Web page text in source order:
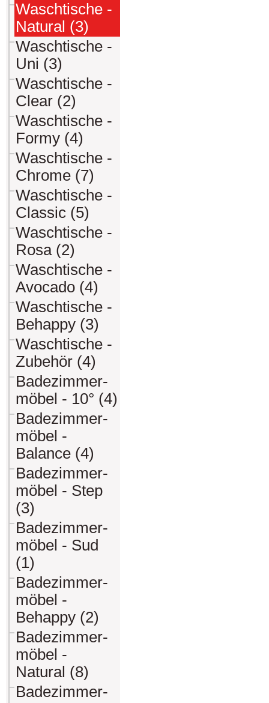
Waschtische -
Natural (3)
Waschtische -
Uni (3)
Waschtische -
Clear (2)
Waschtische -
Formy (4)
Waschtische -
Chrome (7)
Waschtische -
Classic (5)
Waschtische -
Rosa (2)
Waschtische -
Avocado (4)
Waschtische -
Behappy (3)
Waschtische -
Zubehör (4)
Badezimmer-
möbel - 10° (4)
Badezimmer-
möbel -
Balance (4)
Badezimmer-
möbel - Step
(3)
Badezimmer-
möbel - Sud
(1)
Badezimmer-
möbel -
Behappy (2)
Badezimmer-
möbel -
Natural (8)
Badezimmer-